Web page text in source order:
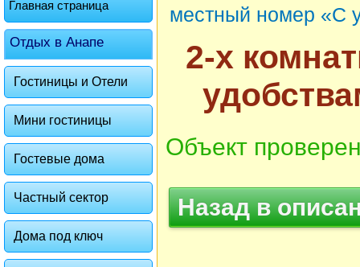
Главная страница
Отдых в Анапе
Гостиницы и Отели
Мини гостиницы
Гостевые дома
Частный сектор
Дома под ключ
местный номер «С
2-х
Объект
Назад в